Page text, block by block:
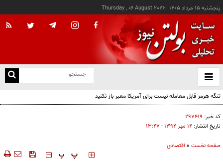
پنجشنبه ۱۵ مرداد ۱۴۰۵ |
Thursday , 06 August 2026
باز
و
تنگه هرمز قابل معامله نیست برای آمریکا معبر باز نکنید
کد خبر: ۲۹۷۴۱۹
تاریخ انتشار: ۱۴ مهر ۱۳۹۴ - ۱۳:۴۷
صفحه نخست » اقتصادی
‍‍‍ پ پ